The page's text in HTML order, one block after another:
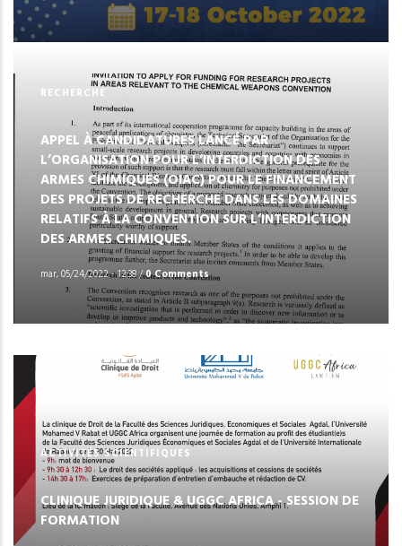
RECHERCHE
APPEL À CANDIDATURES LANCÉ PAR
L’ORGANISATION POUR L’INTERDICTION DES
ARMES CHIMIQUES (OIAC) POUR LE FINANCEMENT
DES PROJETS DE RECHERCHE DANS LES DOMAINES
RELATIFS À LA CONVENTION SUR L’INTERDICTION
DES ARMES CHIMIQUES.
mar, 05/24/2022 - 12:38/0 Comments
ACTIVITÉS SCIENTIFIQUES
CLINIQUE JURIDIQUE & UGGC AFRICA - SESSION DE
FORMATION